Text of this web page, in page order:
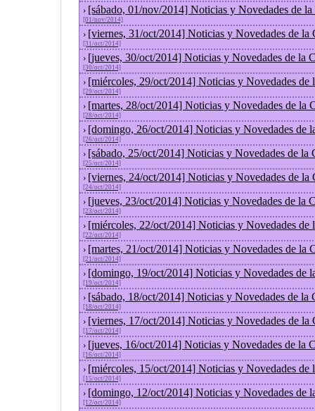
› [sábado, 01/nov/2014] Noticias y Novedades de
[01/nov/2014]
› [viernes, 31/oct/2014] Noticias y Novedades de la
[31/oct/2014]
› [jueves, 30/oct/2014] Noticias y Novedades de la
[30/oct/2014]
› [miércoles, 29/oct/2014] Noticias y Novedades de
[29/oct/2014]
› [martes, 28/oct/2014] Noticias y Novedades de la
[28/oct/2014]
› [domingo, 26/oct/2014] Noticias y Novedades de
[26/oct/2014]
› [sábado, 25/oct/2014] Noticias y Novedades de la
[25/oct/2014]
› [viernes, 24/oct/2014] Noticias y Novedades de la
[24/oct/2014]
› [jueves, 23/oct/2014] Noticias y Novedades de la
[23/oct/2014]
› [miércoles, 22/oct/2014] Noticias y Novedades de
[22/oct/2014]
› [martes, 21/oct/2014] Noticias y Novedades de la
[21/oct/2014]
› [domingo, 19/oct/2014] Noticias y Novedades de
[19/oct/2014]
› [sábado, 18/oct/2014] Noticias y Novedades de la
[18/oct/2014]
› [viernes, 17/oct/2014] Noticias y Novedades de la
[17/oct/2014]
› [jueves, 16/oct/2014] Noticias y Novedades de la
[16/oct/2014]
› [miércoles, 15/oct/2014] Noticias y Novedades de
[15/oct/2014]
› [domingo, 12/oct/2014] Noticias y Novedades de
[12/oct/2014]